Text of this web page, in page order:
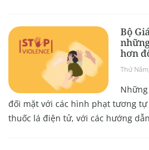
Bộ
hơn
Thứ
đối mặt với các hình phạt tương
thuốc lá điện tử, với các hướng